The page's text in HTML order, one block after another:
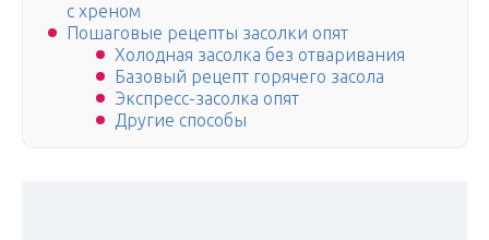
с хреном
Пошаговые рецепты засолки опят
Холодная засолка без отваривания
Базовый рецепт горячего засола
Экспресс-засолка опят
Другие способы